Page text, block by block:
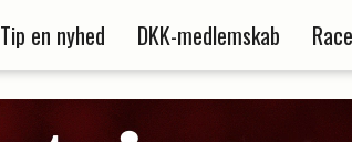
Tip en nyhed DKK-medlemskab